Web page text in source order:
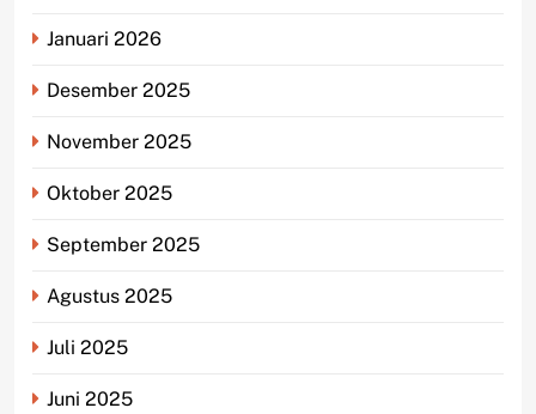
Januari 2026
Desember 2025
November 2025
Oktober 2025
September 2025
Agustus 2025
Juli 2025
Juni 2025